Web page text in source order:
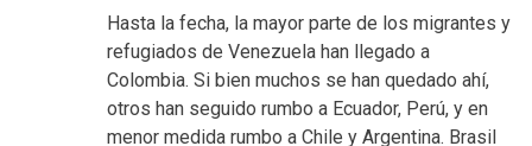
Hasta la fecha, la mayor parte de los migrantes y
refugiados de Venezuela han llegado a
Colombia. Si bien muchos se han quedado ahí,
otros han seguido rumbo a Ecuador, Perú, y en
menor medida rumbo a Chile y Argentina. Brasil